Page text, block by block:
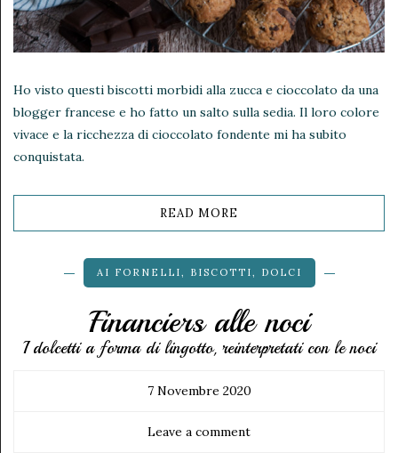
Ho visto questi biscotti morbidi alla zucca e cioccolato da una
blogger francese e ho fatto un salto sulla sedia. Il loro colore
vivace e la ricchezza di cioccolato fondente mi ha subito
conquistata.
READ MORE
AI FORNELLI , BISCOTTI , DOLCI
Financiers alle noci
I dolcetti a forma di lingotto, reinterpretati con le noci
7 Novembre 2020
Leave a comment